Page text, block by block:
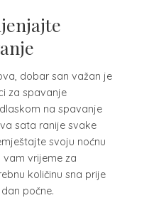
dobar san važan je
za spavanje
na spavanje
sata ranije svake
svoju noćnu
vam vrijeme za
količinu sna prije
počne.